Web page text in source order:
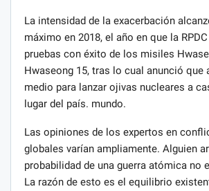
La intensidad de la exacerbación
máximo en 2018, el año en que la
pruebas con éxito de los misiles
Hwaseong 15, tras lo cual anunció que
medio para lanzar ojivas nucleares a
lugar del país. mundo.
Las opiniones de los expertos en
globales varían ampliamente. Alguien
probabilidad de una guerra atómica no
La razón de esto es el equilibrio